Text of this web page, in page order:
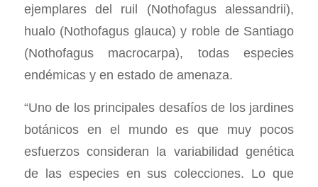
ejemplares del ruil (Nothofagus alessandrii),
hualo (Nothofagus glauca) y roble de Santiago
(Nothofagus macrocarpa), todas especies
endémicas y en estado de amenaza.
“Uno de los principales desafíos de los jardines
botánicos en el mundo es que muy pocos
esfuerzos consideran la variabilidad genética
de las especies en sus colecciones. Lo que